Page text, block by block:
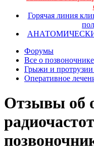
Горячая линия
Форумы
Все о позвоночнике
Грыжи и
Оперативное
Отзывы об